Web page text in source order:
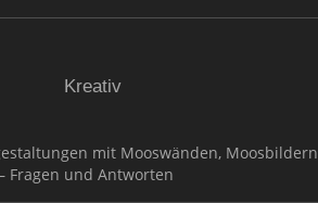
Kreativ
mit Mooswänden, Moosbildern
Fragen und Antworten